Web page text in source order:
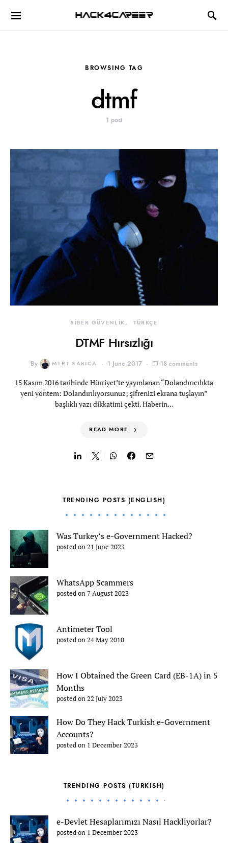
Hack4Career
BROWSING TAG
dtmf
1 post
SİBER GÜVENLİK TÜRKÇE
DTMF Hırsızlığı
By MERT SARICA 1 June 2017 18 comments
15 Kasım 2016 tarihinde Hürriyet’te yayınlanan “Dolandırıcılıkta
yeni yöntem: Dolandırılıyorsunuz; şifrenizi ekrana tuşlayın”
başlıklı yazı dikkatimi çekti. Haberin…
READ MORE
TRENDING POSTS (ENGLISH)
Was Turkey’s e-Government Hacked?
posted on 21 June 2023
WhatsApp Scammers
posted on 7 August 2023
Antimeter Tool
posted on 24 May 2010
How I Obtained the Green Card (EB-1A) in 5
Months
posted on 22 July 2023
How Do They Hack Turkish e-Government
Accounts?
posted on 1 December 2023
TRENDING POSTS (TURKISH)
e-Devlet Hesaplarımızı Nasıl Hackliyorlar?
posted on 1 December 2023